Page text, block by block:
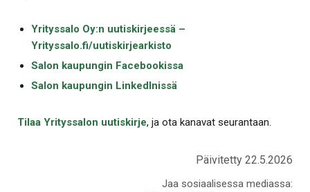
Yrityssalo Oy:n uutiskirjeessä –
Yrityssalo.fi/uutiskirjearkisto
Salon kaupungin Facebookissa
Salon kaupungin LinkedInissä
Tilaa Yrityssalon uutiskirje, ja ota kanavat seurantaan.
Päivitetty 22.5.2026
Jaa sosiaalisessa mediassa: